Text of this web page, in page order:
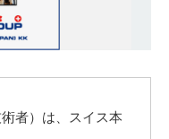
者）は、スイス本